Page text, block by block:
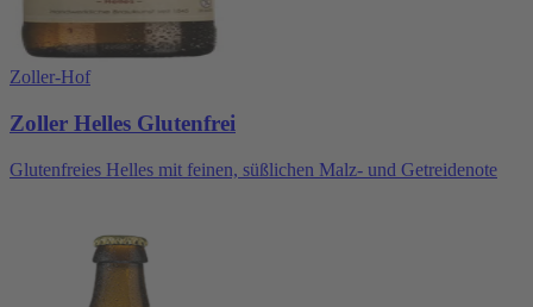
Zoller-Hof
Zoller Helles Glutenfrei
Glutenfreies Helles mit feinen, süßlichen Malz- und Getreidenote